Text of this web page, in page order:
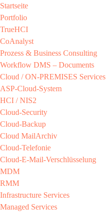
Startseite
Portfolio
TrueHCI
CoAnalyst
Prozess & Business Consulting
Workflow DMS – Documents
Cloud / ON-PREMISES​ Services​
ASP-Cloud-System​
HCI / NIS2​
Cloud-Security​
Cloud-Backup​
Cloud MailArchiv​
Cloud-Telefonie​
Cloud-E-Mail-Verschlüsselung​
MDM​
RMM​
Infrastructure Services
Managed Services​